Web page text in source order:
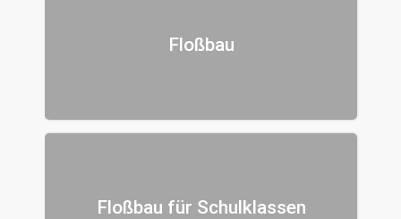
Floßbau
Floßbau für Schulklassen